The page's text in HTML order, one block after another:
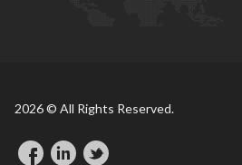
2026 © All Rights Reserved.